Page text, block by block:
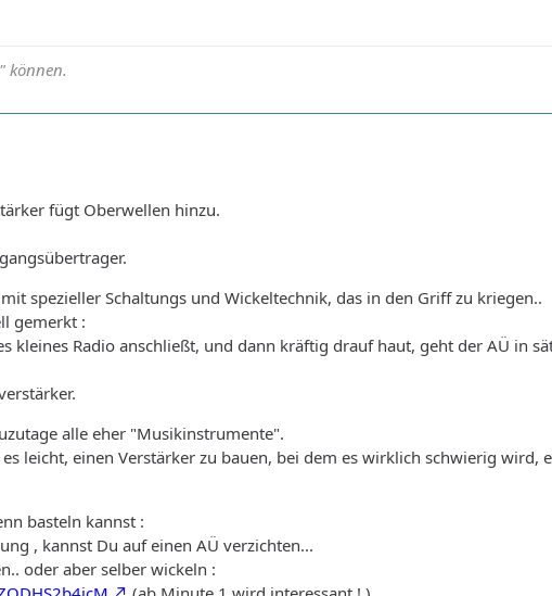
können.
fügt Oberwellen hinzu.
spezieller Schaltungs und Wickeltechnik, das in den Griff zu kriegen..
gemerkt :
kleines Radio anschließt, und dann kräftig drauf haut, geht der AÜ in
alle eher "Musikinstrumente".
leicht, einen Verstärker zu bauen, bei dem es wirklich schwierig wird,
basteln kannst :
, kannst Du auf einen AÜ verzichten...
oder aber selber wickeln :